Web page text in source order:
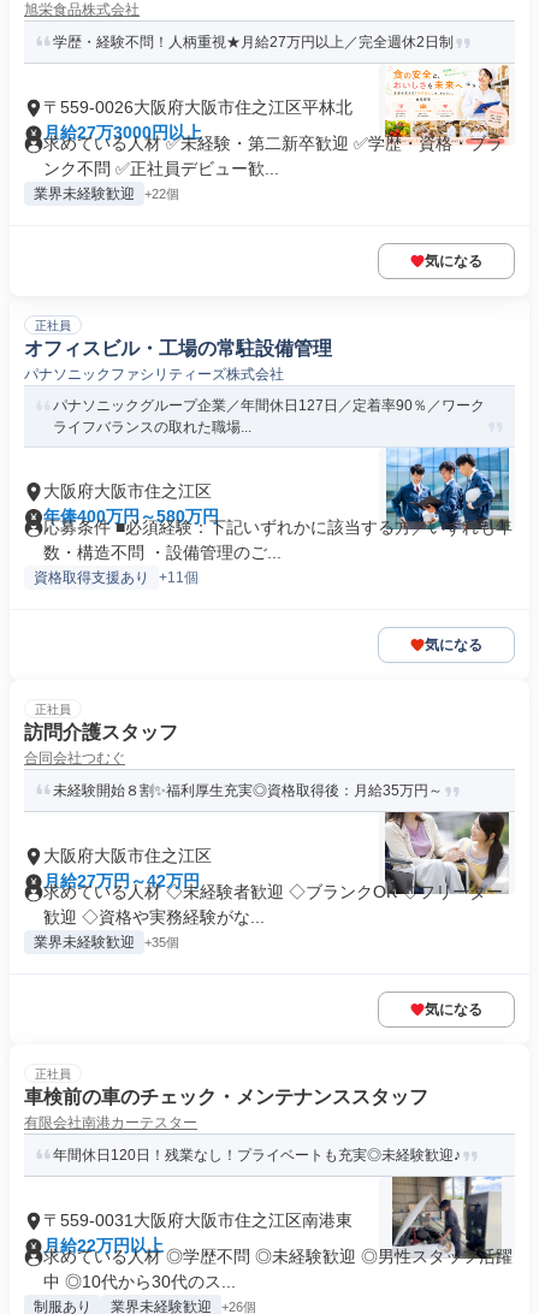
旭栄食品株式会社
学歴・経験不問！人柄重視★月給27万円以上／完全週休2日制
〒559-0026大阪府大阪市住之江区平林北
月給27万3000円以上
求めている人材 ✅未経験・第二新卒歓迎 ✅学歴・資格・ブラ
ンク不問 ✅正社員デビュー歓...
業界未経験歓迎 +22個
気になる
正社員
オフィスビル・工場の常駐設備管理
パナソニックファシリティーズ株式会社
パナソニックグループ企業／年間休日127日／定着率90％／ワーク
ライフバランスの取れた職場...
大阪府大阪市住之江区
年俸400万円～580万円
応募条件 ■必須経験：下記いずれかに該当する方／いずれも年
数・構造不問 ・設備管理のご...
資格取得支援あり +11個
気になる
正社員
訪問介護スタッフ
合同会社つむぐ
未経験開始８割✨福利厚生充実◎資格取得後：月給35万円～
大阪府大阪市住之江区
月給27万円～42万円
求めている人材 ◇未経験者歓迎 ◇ブランクOK ◇フリーター
歓迎 ◇資格や実務経験がな...
業界未経験歓迎 +35個
気になる
正社員
車検前の車のチェック・メンテナンススタッフ
有限会社南港カーテスター
年間休日120日！残業なし！プライベートも充実◎未経験歓迎♪
〒559-0031大阪府大阪市住之江区南港東
月給22万円以上
求めている人材 ◎学歴不問 ◎未経験歓迎 ◎男性スタッフ活躍
中 ◎10代から30代のス...
制服あり 業界未経験歓迎 +26個